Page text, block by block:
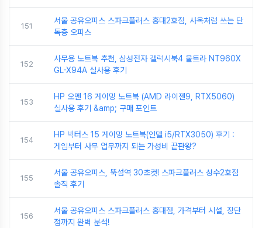
151
서울 공유오피스 스파크플러스 홍대2호점, 사옥처럼 쓰는 단
독층 오피스
152
사무용 노트북 추천, 삼성전자 갤럭시북4 울트라 NT960X
GL-X94A 실사용 후기
153
HP 오멘 16 게이밍 노트북 (AMD 라이젠9, RTX5060)
실사용 후기 &amp; 구매 포인트
154
HP 빅터스 15 게이밍 노트북(인텔 i5/RTX3050) 후기 :
게임부터 사무 업무까지 되는 가성비 끝판왕?
155
서울 공유오피스, 뚝섬역 30초컷! 스파크플러스 성수2호점
솔직 후기
156
서울 공유오피스 스파크플러스 홍대점, 가격부터 시설, 장단
점까지 완벽 분석!